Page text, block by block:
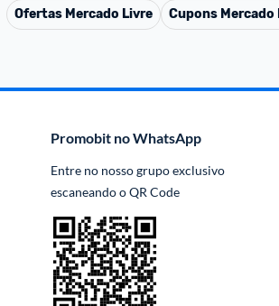
Ofertas Mercado Livre Cupons Mercado
Promobit no WhatsApp
Entre no nosso grupo exclusivo
escaneando o QR Code